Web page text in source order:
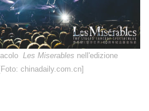
Les Miserables nell'edizione
chinadaily.com.cn]